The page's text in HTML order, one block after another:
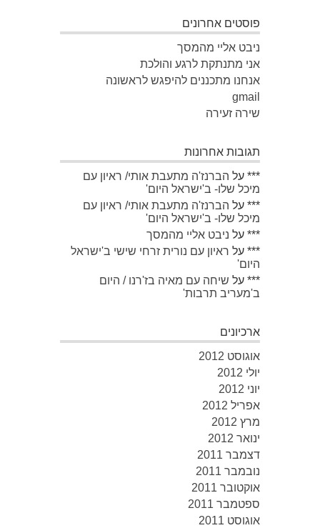
פוסטים אחרונים
ניבט אליי מהמסך
אני מתנתקת לרגע והולכת
אנחנו מתכננים להיפגש לראשונה
gmail
שירה זעירה
תגובות אחרונות
*** על הברנז'ה מתעבת אותי/ ראיון עם
מיכל שלו- ב'ישראל היום'
*** על הברנז'ה מתעבת אותי/ ראיון עם
מיכל שלו- ב'ישראל היום'
*** על ניבט אליי מהמסך
*** על ראיון עם נורית זרחי שישי ב'ישראל
היום'
*** על שיחה עם מאיה בז'רנו / היום
ב'מעריב תרבות'
ארכיונים
אוגוסט 2012
יולי 2012
יוני 2012
אפריל 2012
מרץ 2012
ינואר 2012
דצמבר 2011
נובמבר 2011
אוקטובר 2011
ספטמבר 2011
אוגוסט 2011